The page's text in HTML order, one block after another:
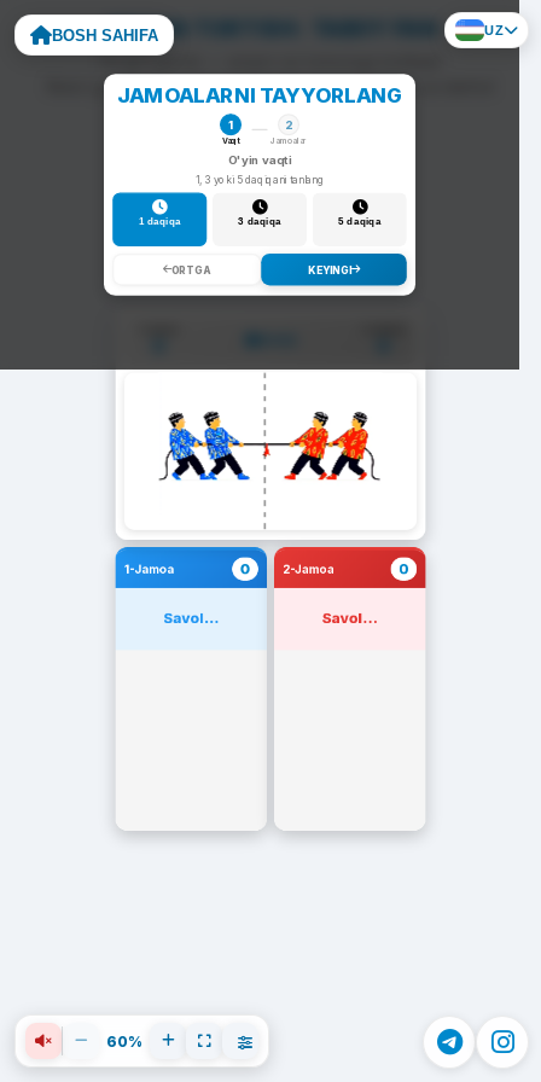
BOSH SAHIFA UZ
ARQON TORTISH: TABIIY FAN
To'g'ri javob — arqon siz tomonga tortiladi.
Noto'g'ri javob — arqon raqib tomonga siljiydi va darhol
yangi savol chiqadi.
JAMOALARNI TAYYORLANG
1
Vaqt
2
Jamoalar
O'yin vaqti
1, 3 yoki 5 daqiqani tanlang
1 daqiqa 3 daqiqa 5 daqiqa
ORTGA KEYINGI
1-Jamoa 0
Savol...
2-Jamoa 0
Savol...
60%